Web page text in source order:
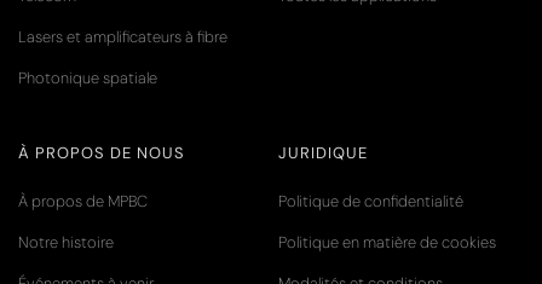
Lasers et amplificateurs à fibre
Photonique spatiale
À PROPOS DE NOUS
À propos de MPBC
Notre histoire
JURIDIQUE
Politique de confidentialité
Politique en matière de cookies